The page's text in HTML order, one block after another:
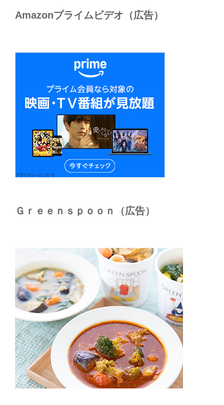
Amazonプライムビデオ（広告）
Ｇｒｅｅｎｓｐｏｏｎ（広告）